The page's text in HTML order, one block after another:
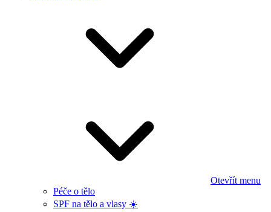
Otevřít menu
Péče o tělo
SPF na tělo a vlasy ☀️